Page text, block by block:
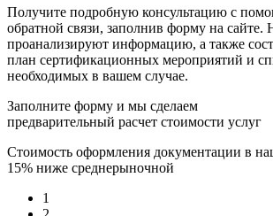
Получите подробную консультацию с
обратной связи, заполнив форму на
проанализируют информацию, а также
план сертификационных мероприятий и
необходимых в вашем случае.
Заполните форму и мы сделаем
предварительный расчет стоимости услуг
Стоимость оформления документации в
15% ниже среднерыночной
1